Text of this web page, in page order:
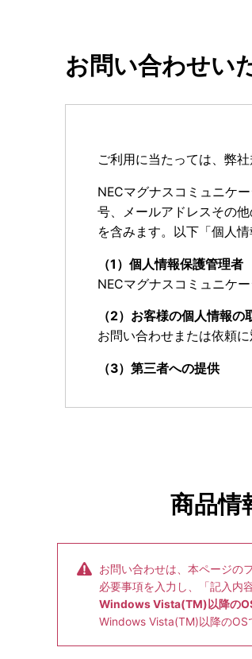
b
n
お問い合わせい
ご利用に当たっては、弊
NECマグナスコミュニケ
号、メールアドレスその
を含みます。以下「個人情
（1）個人情報保護管理者
NECマグナスコミュニケ
（2）お客様の個人情報
お問い合わせまたは依頼
（3）第三者への提供
（5）個人情報の提供がな
お客様が必須項目を入力
（6）非個人情報の統計的
お客様は、当社が、個人
す。
（7）本人が容易に認識で
商品情
お問い合わせは、本ページの
必要事項を入力し、「記入内
Windows Vista(TM)以降の
Windows Vista(TM)以降のOS